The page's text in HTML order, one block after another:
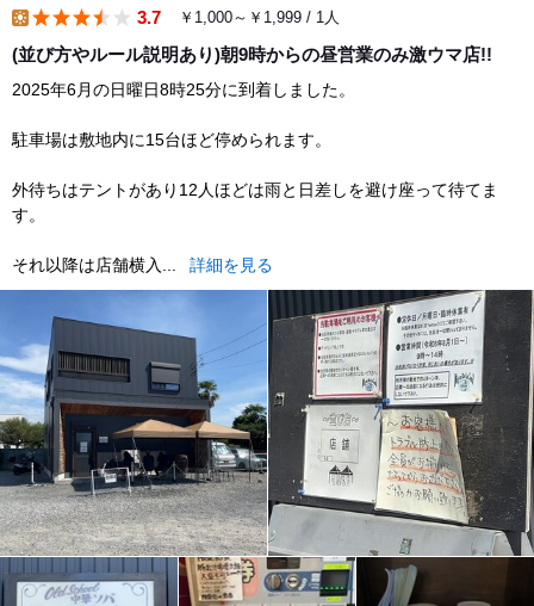
3.7 ￥1,000～￥1,999 / 1人
(並び方やルール説明あり)朝9時からの昼営業のみ激ウマ店!!
2025年6月の日曜日8時25分に到着しました。
駐車場は敷地内に15台ほど停められます。
外待ちはテントがあり12人ほどは雨と日差しを避け座って待てま
す。
それ以降は店舗横入... 詳細を見る